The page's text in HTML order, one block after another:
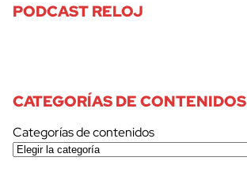
PODCAST RELOJ
CATEGORÍAS DE CONTENIDOS
Categorías de contenidos